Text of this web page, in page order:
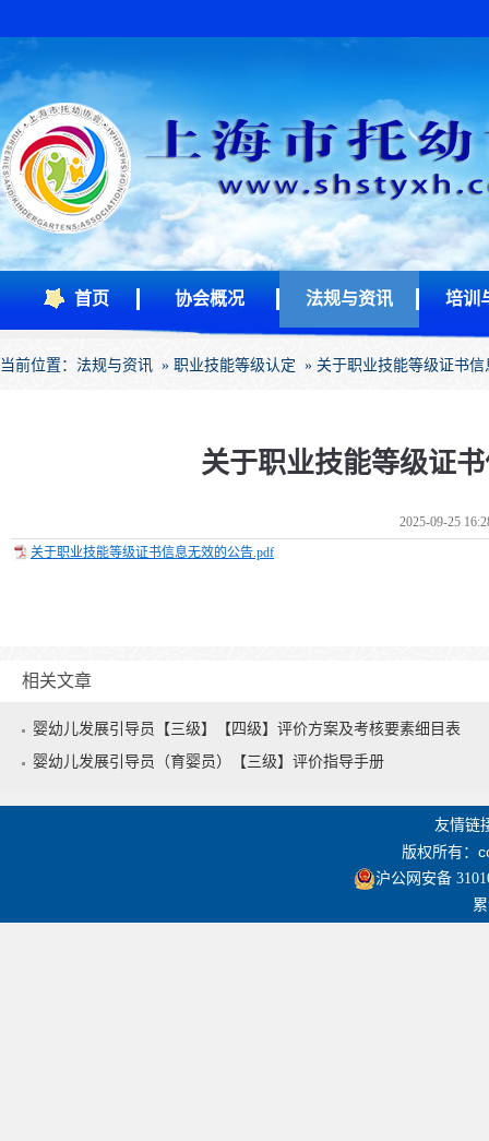
首页 协会概况 法规与资讯 培训
当前位置： 法规与资讯 » 职业技能等级认定 » 关于职业技能等级证书
关于职业技能等级证
2025-09-25
关于职业技能等级证书信息无效的公告.pdf
相关文章
婴幼儿发展引导员【三级】【四级】评价方案及考核要素细目表
婴幼儿发展引导员（育婴员）【三级】评价指导手册
友情链
版权所有：
沪公网安备
累